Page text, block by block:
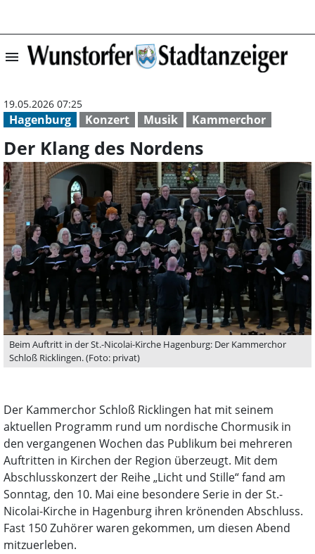
menu Der Klang des
Hagenburg Konzert Musik Kammerchor
19.05.2026 07:25
Der Klang des Nordens
Beim Auftritt in der St.-Nicolai-Kirche Hagenburg: Der Kammerchor
Schloß Ricklingen. (Foto: privat)
Der Kammerchor Schloß Ricklingen hat mit seinem
aktuellen Programm rund um nordische Chormusik in
den vergangenen Wochen das Publikum bei mehreren
Auftritten in Kirchen der Region überzeugt. Mit dem
Abschlusskonzert der Reihe „Licht und Stille“ fand am
Sonntag, den 10. Mai eine besondere Serie in der St.-
Nicolai-Kirche in Hagenburg ihren krönenden Abschluss.
Fast 150 Zuhörer waren gekommen, um diesen Abend
mitzuerleben.